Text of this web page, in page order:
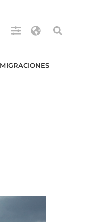
MIGRACIONES